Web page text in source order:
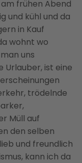
frühen Abend
und kühl und da
in Kauf
wohnt wo
uns
Urlauber, ist eine
trödelnde
Müll auf
den selben
und freundlich
kann ich da